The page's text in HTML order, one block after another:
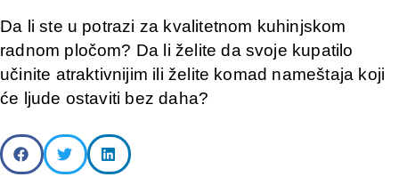
Da li ste u potrazi za kvalitetnom kuhinjskom
radnom pločom? Da li želite da svoje kupatilo
učinite atraktivnijim ili želite komad nameštaja koji
će ljude ostaviti bez daha?